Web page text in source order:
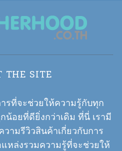
THE SITE
ารที่จะช่วยให้ความรู้กับทุก
น้อยที่ดียิ่งกว่าเดิม ที่นี่ เรามี
ามรีวิวสินค้าเกี่ยวกับการ
แหล่งรวมความรู้ที่จะช่วยให้